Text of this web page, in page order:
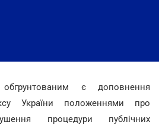
є доповнення
України положеннями про
процедури публічних